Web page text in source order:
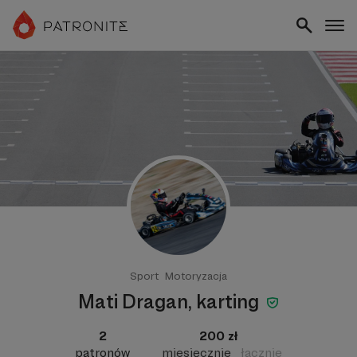
Sport Motoryzacja
Mati Dragan, karting
2
patronów
200 zł
miesięcznie
łącznie